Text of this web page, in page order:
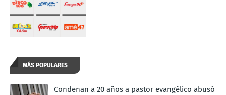
MÁS POPULARES
Condenan a 20 años a pastor evangélico abusó